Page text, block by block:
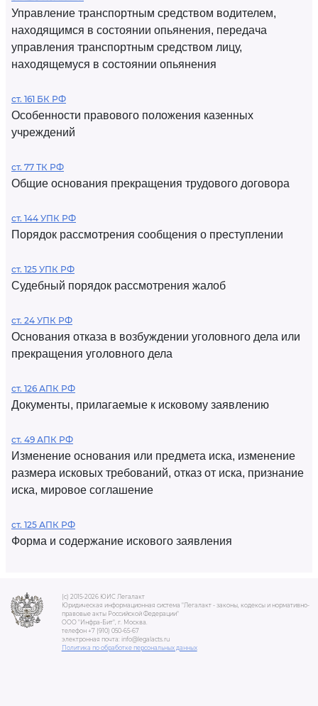
Управление транспортным средством водителем,
находящимся в состоянии опьянения, передача
управления транспортным средством лицу,
находящемуся в состоянии опьянения
ст. 161 БК РФ
Особенности правового положения казенных
учреждений
ст. 77 ТК РФ
Общие основания прекращения трудового договора
ст. 144 УПК РФ
Порядок рассмотрения сообщения о преступлении
ст. 125 УПК РФ
Судебный порядок рассмотрения жалоб
ст. 24 УПК РФ
Основания отказа в возбуждении уголовного дела или
прекращения уголовного дела
ст. 126 АПК РФ
Документы, прилагаемые к исковому заявлению
ст. 49 АПК РФ
Изменение основания или предмета иска, изменение
размера исковых требований, отказ от иска, признание
иска, мировое соглашение
ст. 125 АПК РФ
Форма и содержание искового заявления
(c) 2015-2026 ЮИС Легалакт
Юридическая информационная система "Легалакт - законы, кодексы и нормативно-
правовые акты Российской Федерации"
ООО "Инфра-Бит", г. Москва.
телефон +7 (910) 050-65-67
электронная почта: info@legalacts.ru
Политика по обработке персональных данных